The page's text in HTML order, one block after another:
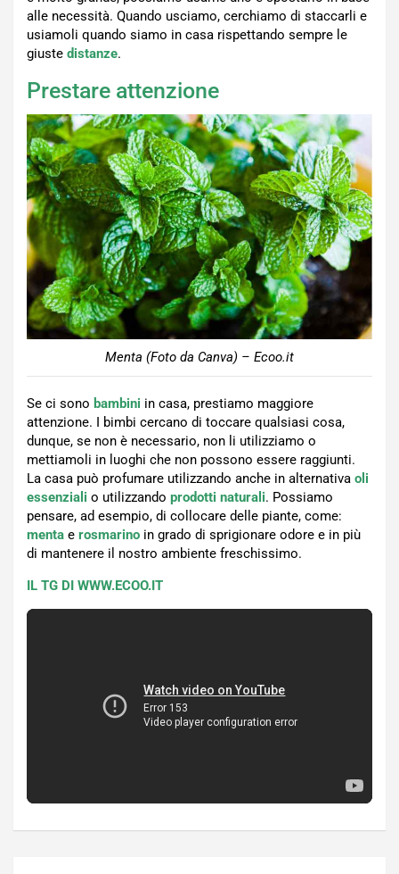
alle necessità. Quando usciamo, cerchiamo di staccarli e
usiamoli quando siamo in casa rispettando sempre le
giuste distanze.
Prestare attenzione
Menta (Foto da Canva) – Ecoo.it
Se ci sono bambini in casa, prestiamo maggiore
attenzione. I bimbi cercano di toccare qualsiasi cosa,
dunque, se non è necessario, non li utilizziamo o
mettiamoli in luoghi che non possono essere raggiunti.
La casa può profumare utilizzando anche in alternativa oli
essenziali o utilizzando prodotti naturali. Possiamo
pensare, ad esempio, di collocare delle piante, come:
menta e rosmarino in grado di sprigionare odore e in più
di mantenere il nostro ambiente freschissimo.
IL TG DI WWW.ECOO.IT